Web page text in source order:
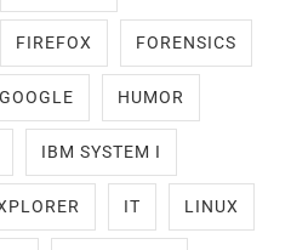
FIREFOX FORENSICS
GOOGLE HUMOR
IBM SYSTEM I
IT LINUX